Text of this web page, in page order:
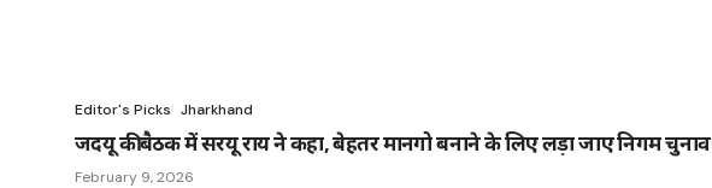
Editor's Picks Jharkhand
जदयू की बैठक में सरयू राय ने कहा, बेहतर मानगो बनाने के लिए लड़ा जाए निगम चुनाव
February 9, 2026